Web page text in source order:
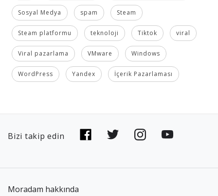
Sosyal Medya spam Steam
Steam platformu teknoloji Tiktok viral
Viral pazarlama VMware Windows
WordPress Yandex İçerik Pazarlaması
Bizi takip edin
Moradam hakkında